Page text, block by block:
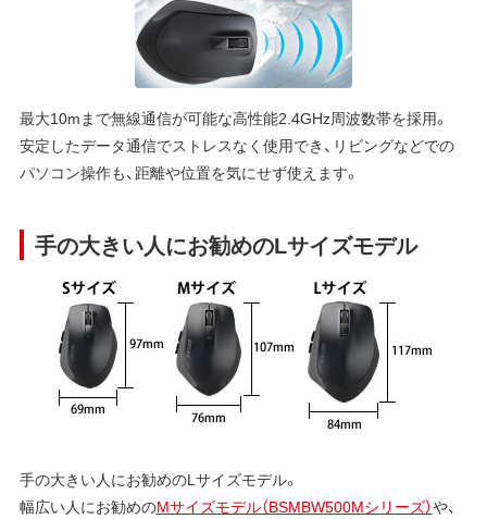
最大10mまで無線通信が可能な高性能2.4GHz周波数帯を採用。
安定したデータ通信でストレスなく使用でき、リビングなどでの
パソコン操作も、距離や位置を気にせず使えます。
手の大きい人にお勧めのLサイズモデル
手の大きい人にお勧めのLサイズモデル。
幅広い人にお勧めのMサイズモデル（BSMBW500Mシリーズ）や、